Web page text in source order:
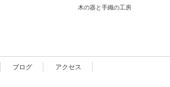
木の器と手織の工房
ブログ アクセス